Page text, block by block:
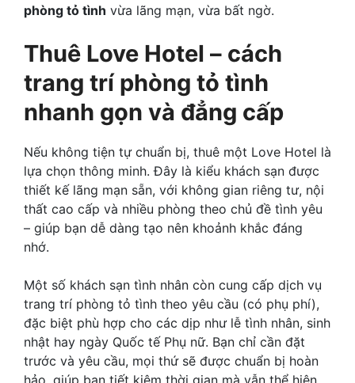
phòng tỏ tình vừa lãng mạn, vừa bất ngờ.
Thuê Love Hotel – cách
trang trí phòng tỏ tình
nhanh gọn và đẳng cấp
Nếu không tiện tự chuẩn bị, thuê một Love Hotel là
lựa chọn thông minh. Đây là kiểu khách sạn được
thiết kế lãng mạn sẵn, với không gian riêng tư, nội
thất cao cấp và nhiều phòng theo chủ đề tình yêu
– giúp bạn dễ dàng tạo nên khoảnh khắc đáng
nhớ.
Một số khách sạn tình nhân còn cung cấp dịch vụ
trang trí phòng tỏ tình theo yêu cầu (có phụ phí),
đặc biệt phù hợp cho các dịp như lễ tình nhân, sinh
nhật hay ngày Quốc tế Phụ nữ. Bạn chỉ cần đặt
trước và yêu cầu, mọi thứ sẽ được chuẩn bị hoàn
hảo, giúp bạn tiết kiệm thời gian mà vẫn thể hiện